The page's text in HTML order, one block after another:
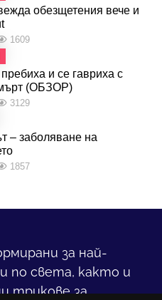
обезщетения вече и
1609
и се гавриха с
(ОБЗОР)
3129
– заболяване на
1857
за най-
по света, както и
трикове за